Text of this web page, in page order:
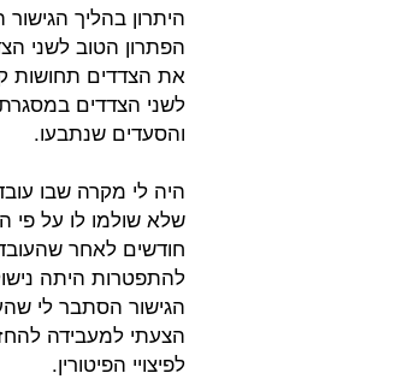
היתרון בהליך
הפתרון הטוב לשני
את הצדדים תחושות
לשני הצדדים
והסעדים שנתבעו.
היה לי מקרה שבו
שלא שולמו לו על פי
חודשים לאחר
להתפטרות היתה
הגישור הסתבר לי
הצעתי למעבידה
לפיצויי הפיטורין.